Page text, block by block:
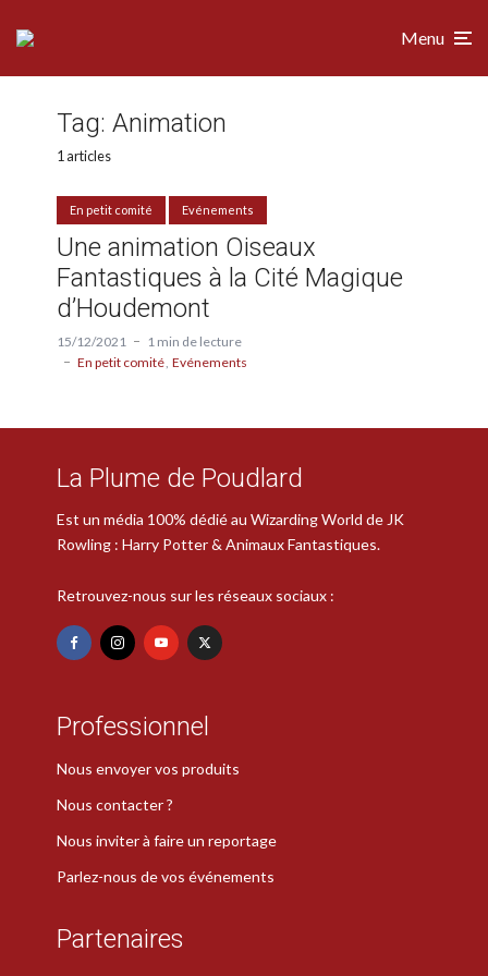
Menu
Tag: Animation
1 articles
En petit comité Evénements
Une animation Oiseaux
Fantastiques à la Cité Magique
d’Houdemont
15/12/2021
1 min de lecture
En petit comité Evénements
La Plume de Poudlard
Est un média 100% dédié au Wizarding World de JK
Rowling : Harry Potter & Animaux Fantastiques.
Retrouvez-nous sur les réseaux sociaux :
Professionnel
Nous envoyer vos produits
Nous contacter ?
Nous inviter à faire un reportage
Parlez-nous de vos événements
Partenaires